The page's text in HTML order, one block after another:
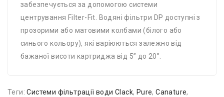
забезпечується за допомогою системи
центрування Filter-Fit. Водяні фільтри DP доступні з
прозорими або матовими колбами (білого або
синього кольору), які варіюються залежно від
бажаної висоти картриджа від 5” до 20”.
Теги:Системи фільтрації води Clack, Pure,Canature,